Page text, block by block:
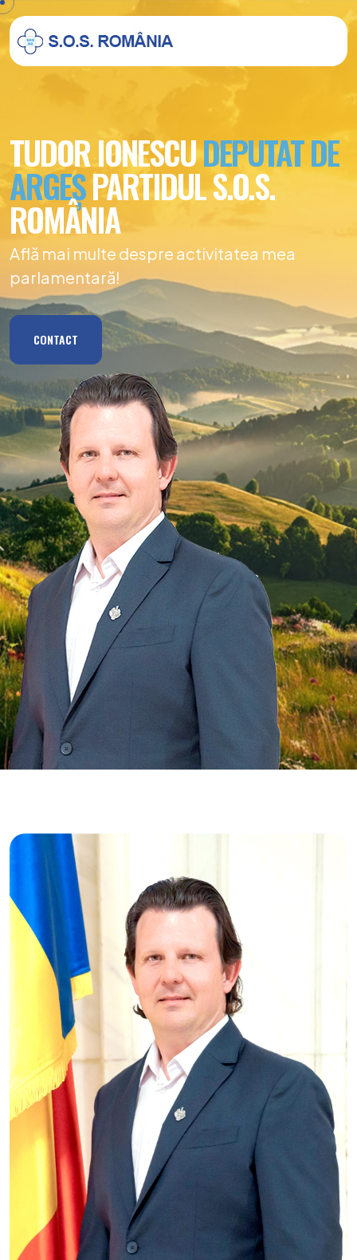
TUDOR IONESCUDEPUTAT DE
ARGEȘPARTIDUL S.O.S.
ROMÂNIA
Află mai multe despre activitatea mea
parlamentară!
CONTACT